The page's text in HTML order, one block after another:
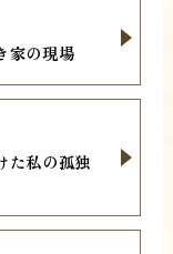
家の現場
た私の孤独